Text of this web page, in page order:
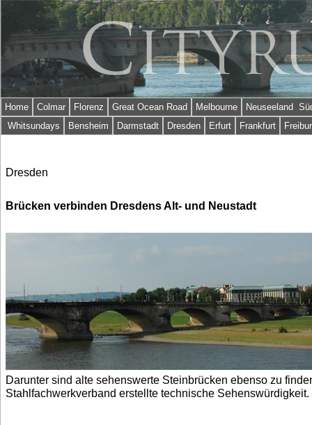
Home Colmar Florenz Great Ocean Road Melbourne
Neuseeland
Whitsundays
Bensheim Darmstadt Dresden Erfurt Frankfurt
Dresden
Brücken verbinden Dresdens Alt- und Neustadt
Darunter sind alte sehenswerte Steinbrücken ebenso zu
Stahlfachwerkverband erstellte technische Sehenswürdigkeit.